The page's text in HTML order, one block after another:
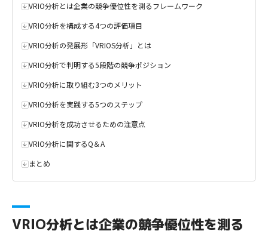
VRIO分析とは企業の競争優位性を測るフレームワーク
VRIO分析を構成する4つの評価項目
VRIO分析の発展形「VRIOS分析」とは
VRIO分析で判明する5段階の競争ポジション
VRIO分析に取り組む3つのメリット
VRIO分析を実践する5つのステップ
VRIO分析を成功させるための注意点
VRIO分析に関するQ＆A
まとめ
VRIO分析とは企業の競争優位性を測る